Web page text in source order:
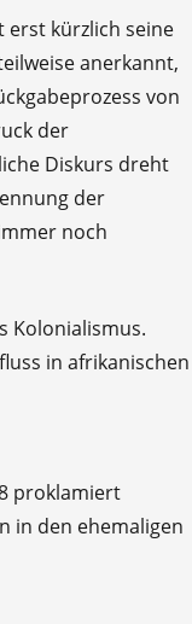
erst kürzlich seine
anerkannt,
von
der
Diskurs dreht
der
noch
Kolonialismus.
in afrikanischen
proklamiert
in den ehemaligen